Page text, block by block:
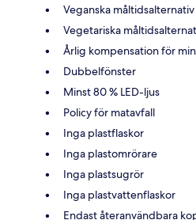
Veganska måltidsalternativ
Vegetariska
Årlig kompensation för
Dubbelfönster
Minst 80 % LED-ljus
Policy för matavfall
Inga plastflaskor
Inga plastomrörare
Inga plastsugrör
Inga plastvattenflaskor
Endast återanvändbara